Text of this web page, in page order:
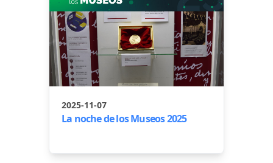
2025-11-07
La noche de los Museos 2025